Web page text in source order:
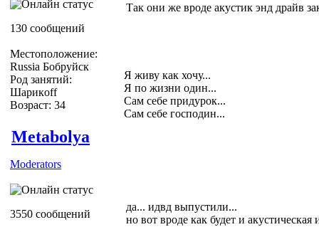
130 сообщений
Местоположение:
Russia Бобруйск
Род занятий:
Шарикoff
Возраст: 34
Так они же вроде акустик энд драйв
Я живу как хочу...
Я по жизни один...
Сам себе придурок...
Сам себе господин...
Metabolya
Moderators
3550 сообщений
да... идвд выпустили...
но вот вроде как будет и